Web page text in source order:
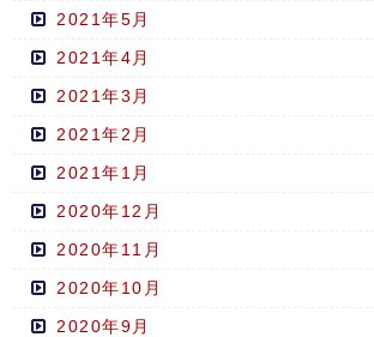
2021年5月
2021年4月
2021年3月
2021年2月
2021年1月
2020年12月
2020年11月
2020年10月
2020年9月